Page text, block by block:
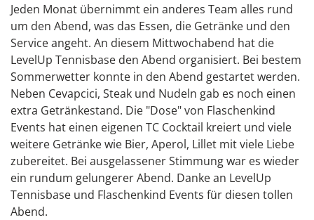
Jeden Monat übernimmt ein anderes Team alles rund
um den Abend, was das Essen, die Getränke und den
Service angeht. An diesem Mittwochabend hat die
LevelUp Tennisbase den Abend organisiert. Bei bestem
Sommerwetter konnte in den Abend gestartet werden.
Neben Cevapcici, Steak und Nudeln gab es noch einen
extra Getränkestand. Die "Dose" von Flaschenkind
Events hat einen eigenen TC Cocktail kreiert und viele
weitere Getränke wie Bier, Aperol, Lillet mit viele Liebe
zubereitet. Bei ausgelassener Stimmung war es wieder
ein rundum gelungerer Abend. Danke an LevelUp
Tennisbase und Flaschenkind Events für diesen tollen
Abend.